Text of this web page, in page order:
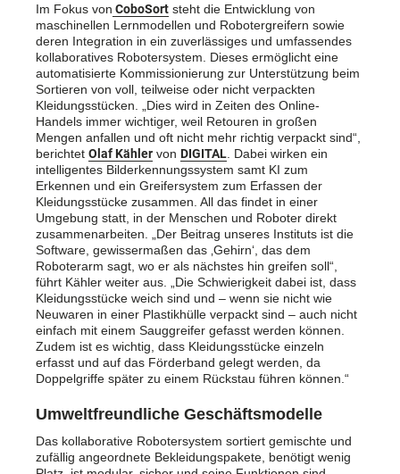
Im Fokus von CoboSort steht die Entwicklung von
maschinellen Lernmodellen und Robotergreifern sowie
deren Integration in ein zuverlässiges und umfassendes
kollaboratives Robotersystem. Dieses ermöglicht eine
automatisierte Kommissionierung zur Unterstützung beim
Sortieren von voll, teilweise oder nicht verpackten
Kleidungsstücken. „Dies wird in Zeiten des Online-
Handels immer wichtiger, weil Retouren in großen
Mengen anfallen und oft nicht mehr richtig verpackt sind“,
berichtet Olaf Kähler von DIGITAL . Dabei wirken ein
intelligentes Bilderkennungssystem samt KI zum
Erkennen und ein Greifersystem zum Erfassen der
Kleidungsstücke zusammen. All das findet in einer
Umgebung statt, in der Menschen und Roboter direkt
zusammenarbeiten. „Der Beitrag unseres Instituts ist die
Software, gewissermaßen das ‚Gehirn‘, das dem
Roboterarm sagt, wo er als nächstes hin greifen soll“,
führt Kähler weiter aus. „Die Schwierigkeit dabei ist, dass
Kleidungsstücke weich sind und – wenn sie nicht wie
Neuwaren in einer Plastikhülle verpackt sind – auch nicht
einfach mit einem Sauggreifer gefasst werden können.
Zudem ist es wichtig, dass Kleidungsstücke einzeln
erfasst und auf das Förderband gelegt werden, da
Doppelgriffe später zu einem Rückstau führen können.“
Umweltfreundliche Geschäftsmodelle
Das kollaborative Robotersystem sortiert gemischte und
zufällig angeordnete Bekleidungspakete, benötigt wenig